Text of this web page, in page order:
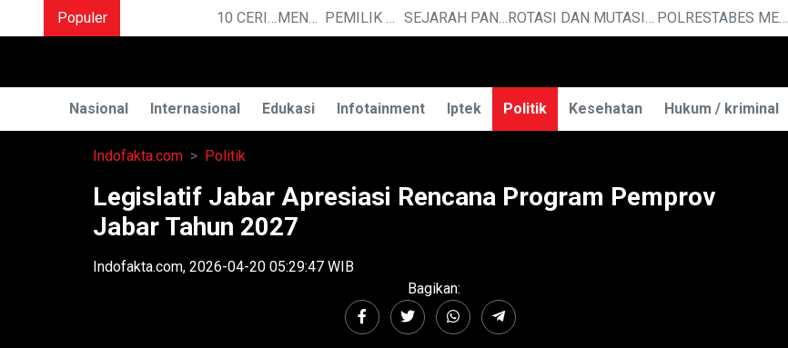
Populer 10 CERITA LUCU PENDEK YANG BIKIN NGAKAK MENGUAK RAHASIA ILMU TELEPATI PEMILIK BASO ENGGAL MALANG DIGUGAT DI PN BANDUNG SEJARAH PANJANG IPDN, KAMPUS PELOPOR PENGGERAK REVOLUSI MENTAL ROTASI DAN MUTASI : BEBERAPA PEJABAT DATANG DAN PERGI DARI JAJARAN KEJAKSAAN TINGGI JAWA BARAT POLRESTABES MEDAN HADIRI JAMUAN MAKAN MALAM WAKA POLDA SUMUT BRIGJEN POL JAWARI
Nasional Internasional Edukasi Infotainment Iptek Politik Kesehatan Hukum / kriminal
Indofakta.com Politik
Legislatif Jabar Apresiasi Rencana Program Pemprov
Jabar Tahun 2027
Indofakta.com, 2026-04-20 05:29:47 WIB
Bagikan: